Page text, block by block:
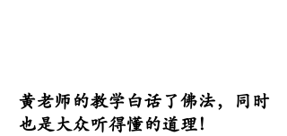
黃老师的教学白话了佛法，同时
也是大众听得懂的道理！